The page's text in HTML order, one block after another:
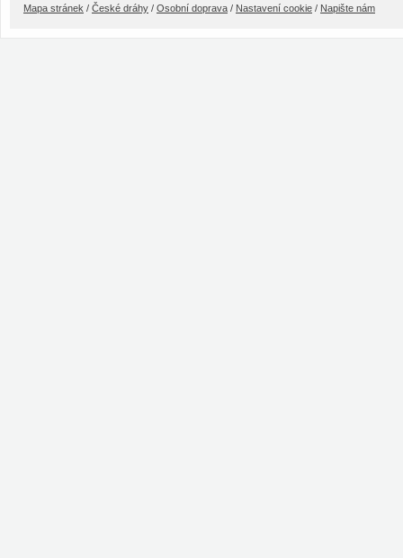
Mapa stránek / České dráhy / Osobní doprava / Nastavení cookie / Napište nám